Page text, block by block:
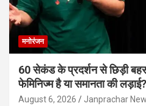
मनोरंजन
60 सेकंड के प्रदर्शन से छिड़ी
फेमिनिज्म है या समानता की लड़ाई?
August 6, 2026 Janprachar